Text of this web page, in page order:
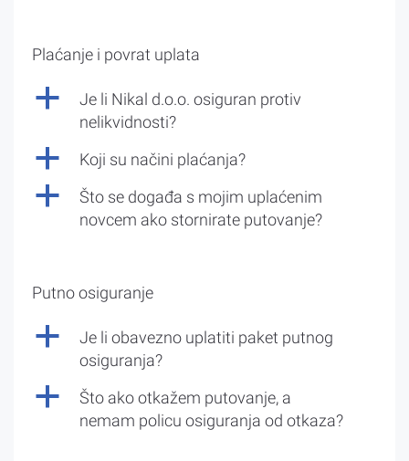
Plaćanje i povrat uplata
a
Je li Nikal d.o.o. osiguran protiv
nelikvidnosti?
a Koji su načini plaćanja?
a
Što se događa s mojim uplaćenim
novcem ako stornirate putovanje?
Putno osiguranje
a
Je li obavezno uplatiti paket putnog
osiguranja?
a
Što ako otkažem putovanje, a
nemam policu osiguranja od otkaza?